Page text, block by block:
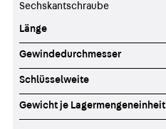
Sechskantschraube
Länge
Gewindedurchmesser
Schlüsselweite
Gewicht je Lagermengeneinheit